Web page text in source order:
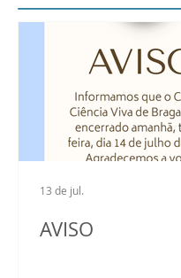
AVISO
13 de jul.